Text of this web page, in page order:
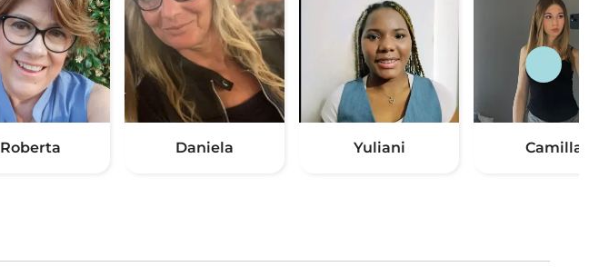
Roberta Daniela Yuliani Camilla